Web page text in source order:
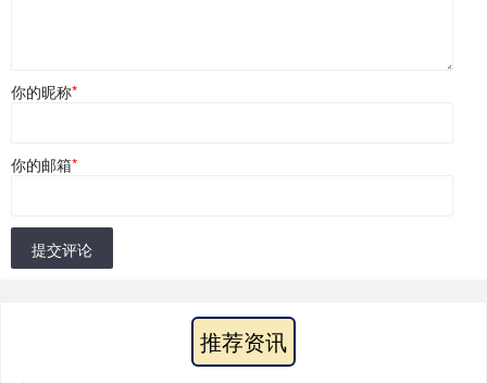
你的昵称*
你的邮箱*
提交评论
推荐资讯